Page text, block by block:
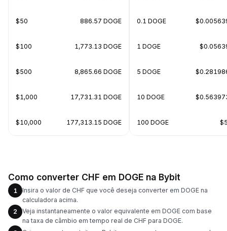
$50 886.57 DOGE
$100 1,773.13 DOGE
$500 8,865.66 DOGE
$1,000 17,731.31 DOGE
$10,000 177,313.15 DOGE
0.1 DOGE
1 DOGE
5 DOGE
10 DOGE
100 DOGE
Como converter CHF em DOGE na Bybit
1
Insira o valor de CHF que você deseja converter em DOGE na
calculadora acima.
2
Veja instantaneamente o valor equivalente em DOGE com base
na taxa de câmbio em tempo real de CHF para DOGE.